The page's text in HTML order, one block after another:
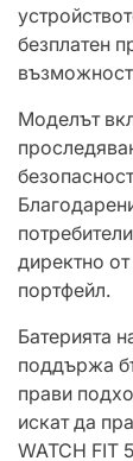
безплатен
възможност
Моделът
директно
портфейл.
Батерията
поддържа
прави
искат да
WATCH FIT